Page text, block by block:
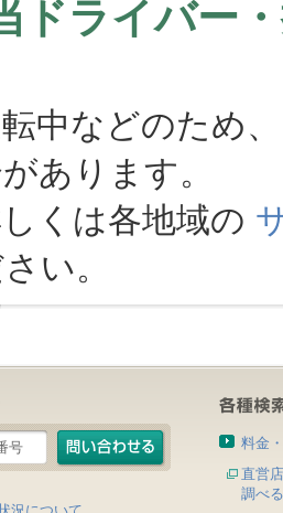
ドライバー
中などのため
あります。
くは各地域の
い。
料金
直営
調べる